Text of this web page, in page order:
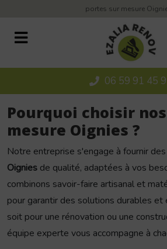
portes sur mesure
06 59 91 45
Pourquoi choisir
mesure Oignies ?
Notre entreprise s'engage à fournir des
Oignies de qualité, adaptées à vos
combinons savoir-faire artisanal et
pour garantir des solutions durables et
soit pour une rénovation ou une
équipe experte vous accompagne à
Panneau de gestion des cookies